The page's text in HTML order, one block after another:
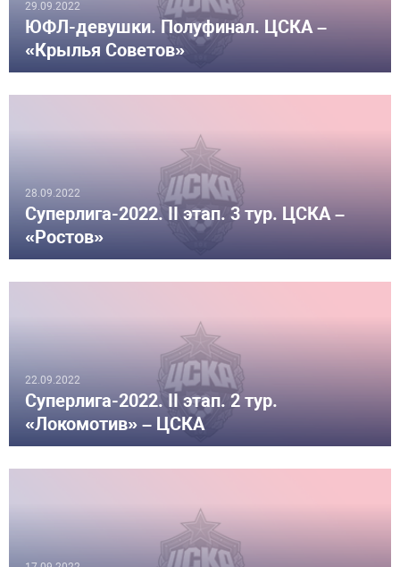
29.09.2022
ЮФЛ-девушки. Полуфинал. ЦСКА –
«Крылья Советов»
28.09.2022
Суперлига-2022. II этап. 3 тур. ЦСКА –
«Ростов»
22.09.2022
Суперлига-2022. II этап. 2 тур.
«Локомотив» – ЦСКА